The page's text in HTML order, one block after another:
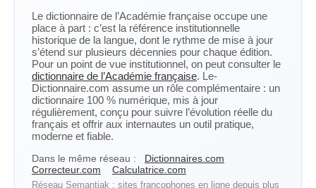
Le dictionnaire de l’Académie française occupe une
place à part : c’est la référence institutionnelle
historique de la langue, dont le rythme de mise à jour
s’étend sur plusieurs décennies pour chaque édition.
Pour un point de vue institutionnel, on peut consulter le
dictionnaire de l’Académie française. Le-
Dictionnaire.com assume un rôle complémentaire : un
dictionnaire 100 % numérique, mis à jour
régulièrement, conçu pour suivre l’évolution réelle du
français et offrir aux internautes un outil pratique,
moderne et fiable.
Dans le même réseau :
Dictionnaires.com
Correcteur.com
Calculatrice.com
Réseau Semantiak : sites francophones en ligne depuis plus